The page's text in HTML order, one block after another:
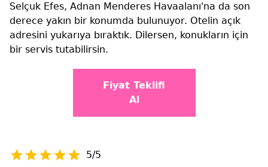
Selçuk Efes, Adnan Menderes Havaalanı'na da son
derece yakın bir konumda bulunuyor. Otelin açık
adresini yukarıya bıraktık. Dilersen, konukların için
bir servis tutabilirsin.
Fiyat Teklifi
Al
5/5